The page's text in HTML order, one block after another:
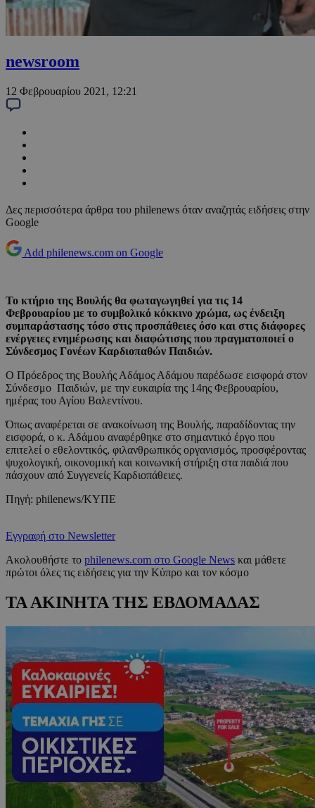
newsroom
12 Φεβρουαρίου 2021, 12:21
Δες περισσότερα άρθρα του philenews όταν αναζητάς ειδήσεις στην
Google
Add philenews.com on Google
Το κτήριο της Βουλής θα φωταγωγηθεί για τις 14
Φεβρουαρίου με το συμβολικό κόκκινο χρώμα, ως ένδειξη
συμπαράστασης τόσο στις προσπάθειες όσο και στις διάφορες
ενέργειες ενημέρωσης και διαφώτισης που πραγματοποιεί ο
Σύνδεσμος Γονέων Καρδιοπαθών Παιδιών.
Ο Πρόεδρος της Βουλής Αδάμος Αδάμου παρέδωσε εισφορά στον
Σύνδεσμο Παιδιών, με την ευκαιρία της 14ης Φεβρουαρίου,
ημέρας του Αγίου Βαλεντίνου.
Όπως αναφέρεται σε ανακοίνωση της Βουλής, παραδίδοντας την
εισφορά, ο κ. Αδάμου αναφέρθηκε στο σημαντικό έργο που
επιτελεί ο εθελοντικός, φιλανθρωπικός οργανισμός, προσφέροντας
ψυχολογική, οικονομική και κοινωνική στήριξη στα παιδιά που
πάσχουν από Συγγενείς Καρδιοπάθειες.
Πηγή: philenews/ΚΥΠΕ
Εγγραφή στο Newsletter
Ακολουθήστε το philenews.com στο Google News και μάθετε
πρώτοι όλες τις ειδήσεις για την Κύπρο και τον κόσμο
ΤΑ ΑΚΙΝΗΤΑ ΤΗΣ ΕΒΔΟΜΑΔΑΣ